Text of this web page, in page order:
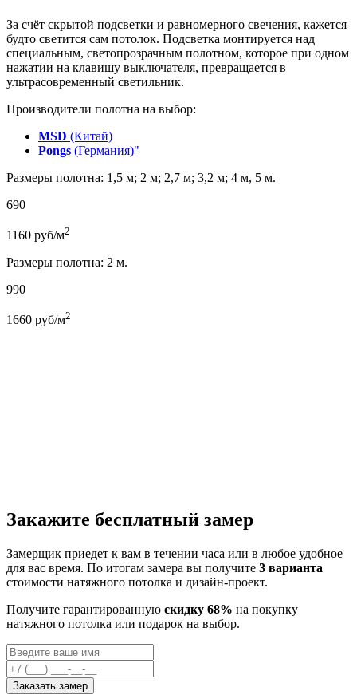
За счёт скрытой подсветки и равномерного свечения, кажется
будто светится сам потолок. Подсветка монтируется над
специальным, светопрозрачным полотном, которое при одном
нажатии на клавишу выключателя, превращается в
ультрасовременный светильник.
Производители полотна на выбор:
MSD (Китай)
Pongs (Германия)"
Размеры полотна: 1,5 м; 2 м; 2,7 м; 3,2 м; 4 м, 5 м.
690
1160 руб/м2
Размеры полотна: 2 м.
990
1660 руб/м2
Закажите бесплатный замер
Замерщик приедет к вам в течении часа или в любое удобное
для вас время. По итогам замера вы получите 3 варианта
стоимости натяжного потолка и дизайн-проект.
Получите гарантированную скидку 68% на покупку
натяжного потолка или подарок на выбор.
Заказать замер